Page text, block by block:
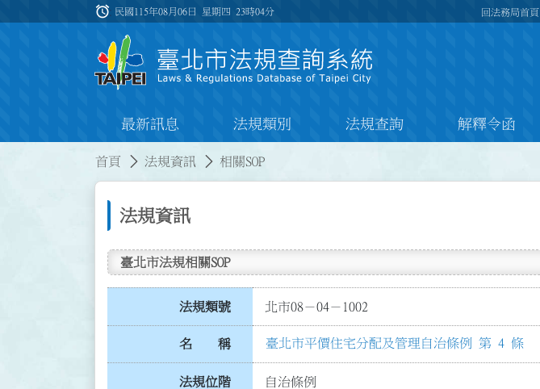
:::
alarm 民國115年08月06日 星期四23時04分 回法務局首頁
最新訊息 法規類別 法規查詢 解釋令函
首頁 法規資訊 相關SOP
法規資訊
臺北市法規相關SOP
法規類號 北市08－04－1002
名 稱 臺北市平價住宅分配及管理自治條例 第 4 條
法規位階 自治條例